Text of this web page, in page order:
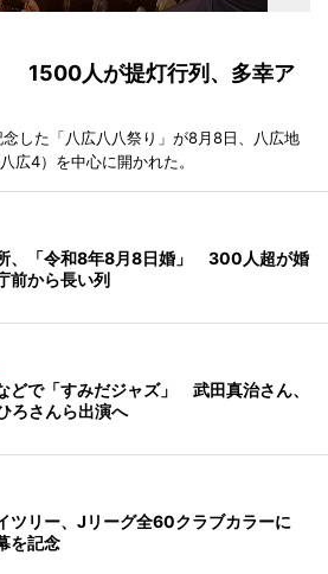
1500人が提灯行列、多幸ア
した「八広八八祭り」が8月8日、八広地
広4）を中心に開かれた。
、「令和8年8月8日婚」 300人超が婚
前から長い列
どで「すみだジャズ」 武田真治さん、
ろさんら出演へ
ツリー、Jリーグ全60クラブカラーに
を記念